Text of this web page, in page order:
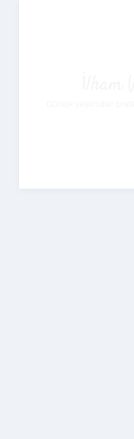
İlham